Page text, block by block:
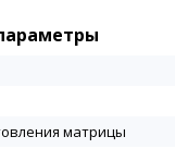
матрицы